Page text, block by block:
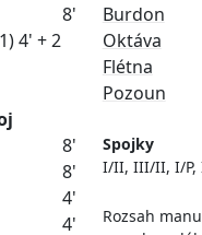
8'
4' + 2
8'
8'
4'
4'
Burdon
Oktáva
Flétna
Pozoun
Spojky
I/II, III/II, I/P,
Rozsah